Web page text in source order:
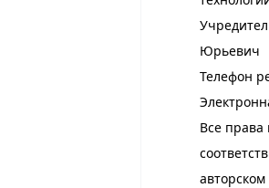
Юрьевич
Телефон
Все